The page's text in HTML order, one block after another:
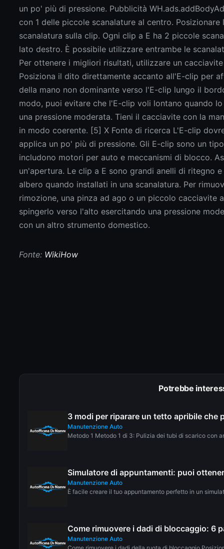
Fonte: WikiHow
Potrebbe
3 modi per riparare un tetto apribile che
Manutenzione Auto
Metodo 1 Metodo 1 di 3: Pulizia dei tubi di scarico con
Simulatore di appuntamenti: puoi
Manutenzione Auto
È facile creare il tuo appuntamento perfetto in un
Come rimuovere i dadi di bloccaggio: 6
Manutenzione Auto